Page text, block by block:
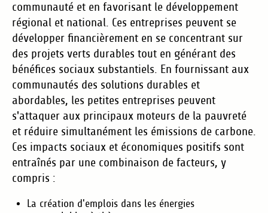
communauté et en favorisant le développement
régional et national. Ces entreprises peuvent se
développer financièrement en se concentrant sur
des projets verts durables tout en générant des
bénéfices sociaux substantiels. En fournissant aux
communautés des solutions durables et
abordables, les petites entreprises peuvent
s'attaquer aux principaux moteurs de la pauvreté
et réduire simultanément les émissions de carbone.
Ces impacts sociaux et économiques positifs sont
entraînés par une combinaison de facteurs, y
compris :
La création d'emplois dans les énergies